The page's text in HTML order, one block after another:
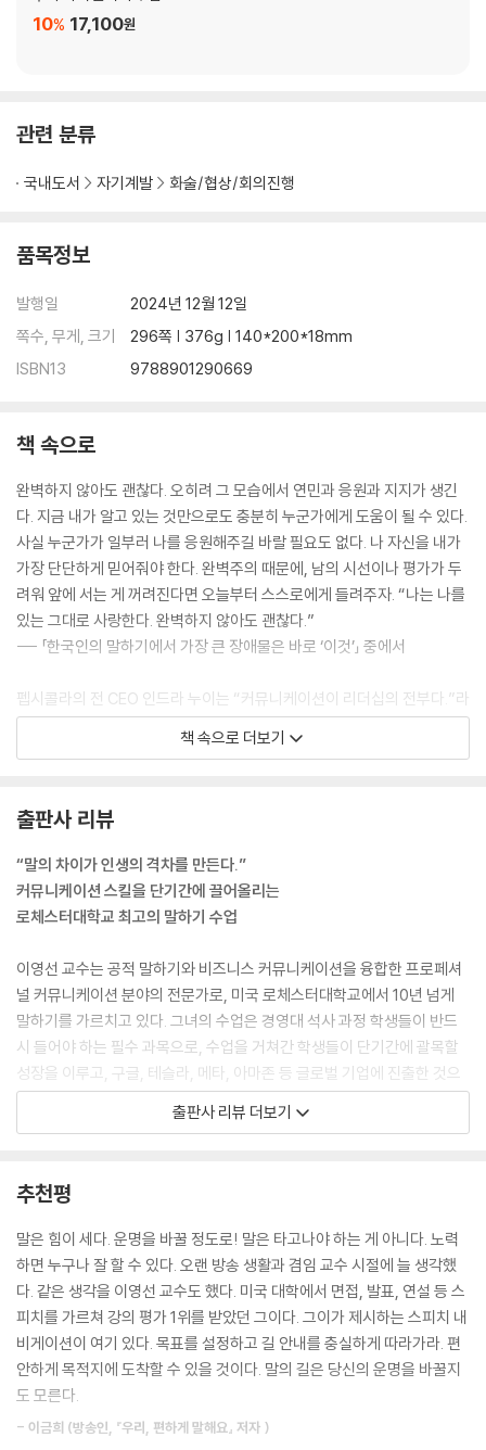
알고 듣는 것과 모르고 듣는 것의 엄청난 차이
메시지의 이미지를 결정하는 음의 높낮이
습관어, 이것만 고쳐도 2배는 더 말을 잘하게 된다
아이콘택트, 진심을 전하는 가장 강력한 도구
1초 만에 자신감 있게 보이는 방법, 스마일
6장 성공적인 말하기를 결정하는 실전 준비와 마인드셋
청중의 질문에 현명하게 대답하는 전략
발표 울렁증, 불안에서 벗어나는 방법
절대 외우려고 하지 마라
발표를 성공으로 이끄는 8단계 전략
효과적인 발표 리허설 전략
‘완벽’하려 하지 말고 ‘연결’해라
참고 도서
17,100원
10%
관련 분류
국내도서 자기계발 화술/협상/회의진행
품목정보
발행일
2024년 12월 12일
쪽수, 무게, 크기
296쪽 | 376g | 140*200*18mm
ISBN13
9788901290669
책 속으로
완벽하지 않아도 괜찮다. 오히려 그 모습에서 연민과 응원과 지지가 생긴
다. 지금 내가 알고 있는 것만으로도 충분히 누군가에게 도움이 될 수 있다.
사실 누군가가 일부러 나를 응원해주길 바랄 필요도 없다. 나 자신을 내가
가장 단단하게 믿어줘야 한다. 완벽주의 때문에, 남의 시선이나 평가가 두
려워 앞에 서는 게 꺼려진다면 오늘부터 스스로에게 들려주자. “나는 나를
있는 그대로 사랑한다. 완벽하지 않아도 괜찮다.”
--- 「한국인의 말하기에서 가장 큰 장애물은 바로 ‘이것’」 중에서
펩시콜라의 전 CEO 인드라 누이는 “커뮤니케이션이 리더십의 전부다.”라
고 말한 바 있다. 리더의 커뮤니케이션 덕목은 조직의 방향성을 제시하고
이를 명확하게 전달할 수 있는가에 달려 있다. 조직의 비전과 목표를 가장
다. 사람들이 이해하기 쉽고, 자신의 핵심 메시지가 명확하게 드러나는 것
이 보다 중요하다.
--- 「직급별 말하기 전략」 중에서
그 이유는 자신의 생각을 처음부터 끝까지 완벽하게 전하고 싶다는 마음
때문이다. 그러면 첫 단어부터 끝맺음 말까지 머릿속에서만 리허설하다가
시간을 흘려보내서 말할 타이밍을 놓치기 쉽다. 이때 키워드만 메모해두고
이를 바탕으로 말하면 자신의 생각을 임팩트 있게 전할 수 있을 뿐만 아니
라, 상대방에게도 ‘저 사람은 준비를 하고 회의에 임하는 사람이구나.’ 하는
긍정적인 이미지도 전하며 일석이조의 효과를 볼 수 있다.
--- 「키워드로 생각을 정리하는 법」 중에서
기억하는 데 큰 영향을 미치기 때문이다. 발표가 끝나면 청중에게는 발표
개 발표자가 말한 마지막 말에 의해 형성된다.
그렇다면 청중이 오랫동안 기억할 수 있는 인상적인 끝맺음은 어떻게 만들
수 있을까? 핵심 주제를 다시 강조하거나 청중에게 감사하며 마무리 하는
방법, 앞으로 자신의 포부를 밝히는 방법 등이 있다. 하지만 이것도 저것도
생각나지 않을 때는 가장 간편하고도 효율적인 방법이 있는데, 바로 오프
닝 내용을 ‘재활용’하는 것이다.
--- 「“이상입니다, 질문 있습니까?”는 이제 그만!」 중에서
책 속으로 더보기
출판사 리뷰
“말의 차이가 인생의 격차를 만든다.”
커뮤니케이션 스킬을 단기간에 끌어올리는
로체스터대학교 최고의 말하기 수업
이영선 교수는 공적 말하기와 비즈니스 커뮤니케이션을 융합한 프로페셔
널 커뮤니케이션 분야의 전문가로, 미국 로체스터대학교에서 10년 넘게
말하기를 가르치고 있다. 그녀의 수업은 경영대 석사 과정 학생들이 반드
시 들어야 하는 필수 과목으로, 수업을 거쳐간 학생들이 단기간에 괄목할
성장을 이루고, 구글, 테슬라, 메타, 아마존 등 글로벌 기업에 진출한 것으
로 이름나 있다. 졸업생들은 이영선 교수의 수업이 성공의 치트키가 되었
다고 입을 모은다. 그녀에게 배운 프로페셔널 커뮤니케이션이 자신을 어필
그녀는 말을 잘하는 기본은 말하기의 목적을 분명히 알고, 무게 중심을 내
가 아닌 상대에게 두는 것이라고 말한다. 예를 들어 직장 송년회에서 말하
기는 ‘직장 동료, 선후배들의 한 해 노고를 인정하고 감사해하는 것’이라는
행사의 목적을 생각하면 술술 풀린다. ‘멋지게 말을 잘해야겠다’ ‘상대에게
책잡히지 말아야겠다’라는 마음가짐은 압박감으로 돌아와 말하기를 오히
려 망치기 쉽다. 이보다는 ‘상대에게 도움이 되어야겠다’ ‘내 말을 들어주는
상대가 고맙다’라는 마음으로 접근해야 말하기의 부담감이 줄고 메시지 역
시 진심으로 전달된다. 이런 마인드셋을 바탕으로 말을 논리적으로 구조화
이 급성장한다. 『운명을 바꾸는 말하기 수업』은 이러한 마인드셋은 물론
출판사 리뷰 더보기
추천평
말은 힘이 세다. 운명을 바꿀 정도로! 말은 타고나야 하는 게 아니다. 노력
하면 누구나 잘 할 수 있다. 오랜 방송 생활과 겸임 교수 시절에 늘 생각했
다. 같은 생각을 이영선 교수도 했다. 미국 대학에서 면접, 발표, 연설 등 스
피치를 가르쳐 강의 평가 1위를 받았던 그이다. 그이가 제시하는 스피치 내
비게이션이 여기 있다. 목표를 설정하고 길 안내를 충실하게 따라가라. 편
안하게 목적지에 도착할 수 있을 것이다. 말의 길은 당신의 운명을 바꿀지
도 모른다.
- 이금희 (방송인, 『우리, 편하게 말해요』 저자 )